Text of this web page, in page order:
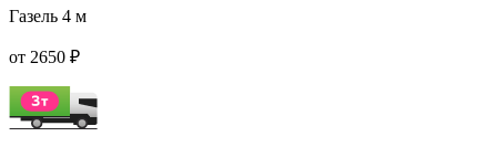
Газель 4 м
от 2650 ₽